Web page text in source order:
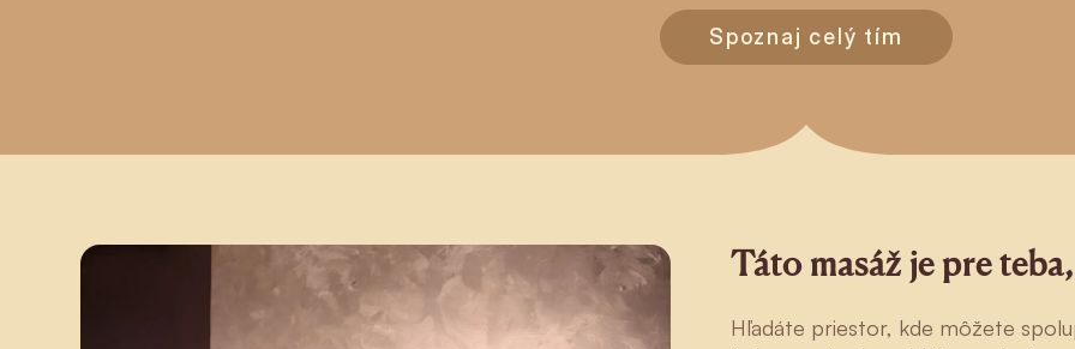
Spoznaj celý tím
Táto masáž je pre
Hľadáte priestor, kde môžete